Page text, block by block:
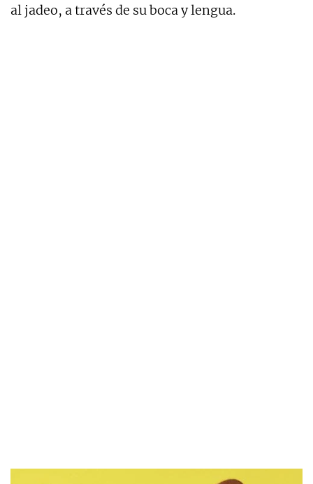
al jadeo, a través de su boca y lengua.